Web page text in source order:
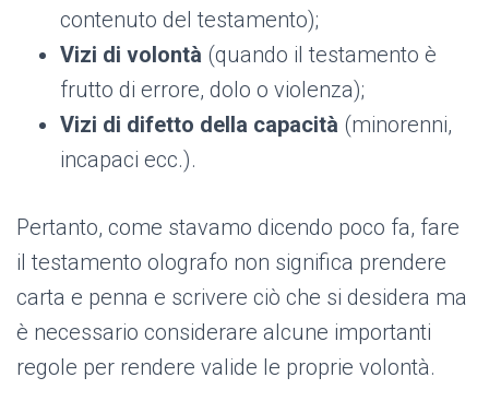
contenuto del testamento);
Vizi di volontà (quando il testamento è
frutto di errore, dolo o violenza);
Vizi di difetto della capacità (minorenni,
incapaci ecc.).
Pertanto, come stavamo dicendo poco fa, fare
il testamento olografo non significa prendere
carta e penna e scrivere ciò che si desidera ma
è necessario considerare alcune importanti
regole per rendere valide le proprie volontà.